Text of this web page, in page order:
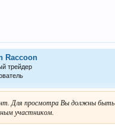
Raccoon
трейдер
Для просмотра Вы должны быть
участником.